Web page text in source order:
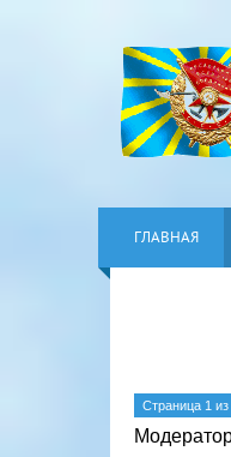
ГЛАВНАЯ
Страница 1 из